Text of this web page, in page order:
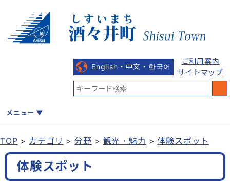
English・中文・한국어
ご利用案内
サイトマップ
メニュー
くらし 健康・福祉 産業・しごと
TOP カテゴリ 分野 観光・魅力 体験スポット
体験スポット